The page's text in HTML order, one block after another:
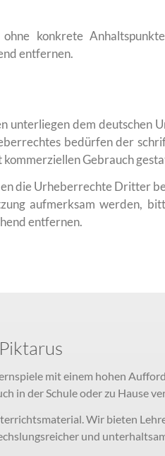
konkrete
entfernen.
dem deutschen
bedürfen der
Gebrauch
die Urheberrechte Dritter
aufmerksam werden,
entfernen.
mit einem hohen
in der Schule oder zu Hause
Wir bieten
und